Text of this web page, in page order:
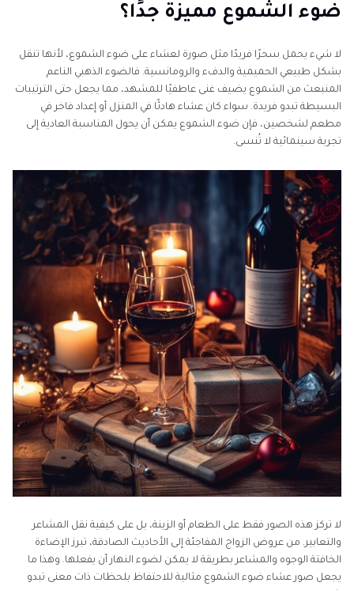
الشموع
الجزء 4. تحسين صور عشاء على ضوء الشموع باستخدام
HitPaw FotorPea
الجزء 5. الأسئلة الشائعة حول صور عشاء على ضوء
ضوء الشموع مميزة جدًا؟
لا شيء يحمل سحرًا فريدًا مثل صورة لعشاء على ضوء الشموع، لأنها تنقل
بشكل طبيعي الحميمية والدفء والرومانسية. فالضوء الذهبي الناعم
المنبعث من الشموع يضيف غنى عاطفيًا للمشهد، مما يجعل حتى الترتيبات
البسيطة تبدو فريدة. سواء كان عشاء هادئًا في المنزل أو إعداد فاخر في
مطعم لشخصين، فإن ضوء الشموع يمكن أن يحول المناسبة العادية إلى
تجربة سينمائية لا تُنسى.
لا تركز هذه الصور فقط على الطعام أو الزينة، بل على كيفية نقل المشاعر
والتعابير. من عروض الزواج المفاجئة إلى الأحاديث الصادقة، تبرز الإضاءة
الخافتة الوجوه والمشاعر بطريقة لا يمكن لضوء النهار أن يفعلها. وهذا ما
يجعل صور عشاء ضوء الشموع مثالية للاحتفاظ بلحظات ذات معنى تبدو